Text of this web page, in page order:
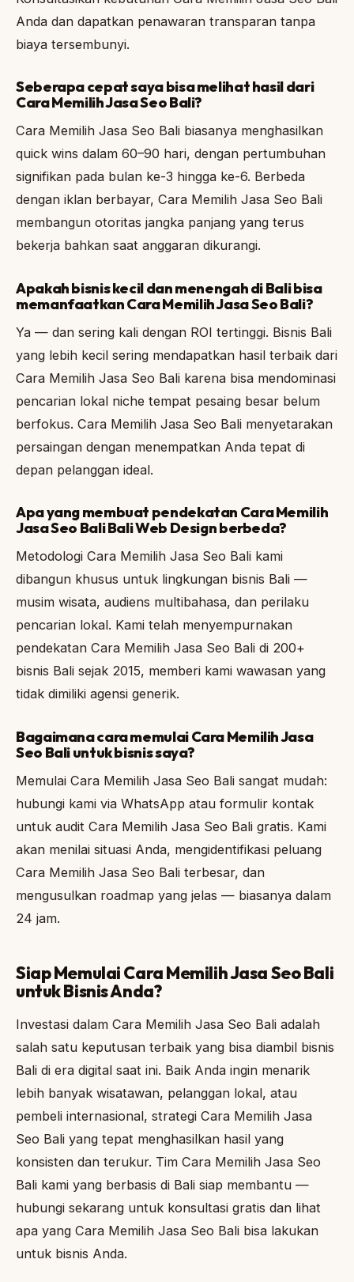
Anda dan dapatkan penawaran transparan tanpa
biaya tersembunyi.
Seberapa cepat saya bisa melihat hasil dari
Cara Memilih Jasa Seo Bali?
Cara Memilih Jasa Seo Bali biasanya menghasilkan
quick wins dalam 60–90 hari, dengan pertumbuhan
signifikan pada bulan ke-3 hingga ke-6. Berbeda
dengan iklan berbayar, Cara Memilih Jasa Seo Bali
membangun otoritas jangka panjang yang terus
bekerja bahkan saat anggaran dikurangi.
Apakah bisnis kecil dan menengah di Bali bisa
memanfaatkan Cara Memilih Jasa Seo Bali?
Ya — dan sering kali dengan ROI tertinggi. Bisnis Bali
yang lebih kecil sering mendapatkan hasil terbaik dari
Cara Memilih Jasa Seo Bali karena bisa mendominasi
pencarian lokal niche tempat pesaing besar belum
berfokus. Cara Memilih Jasa Seo Bali menyetarakan
persaingan dengan menempatkan Anda tepat di
depan pelanggan ideal.
Apa yang membuat pendekatan Cara Memilih
Jasa Seo Bali Bali Web Design berbeda?
Metodologi Cara Memilih Jasa Seo Bali kami
dibangun khusus untuk lingkungan bisnis Bali —
musim wisata, audiens multibahasa, dan perilaku
pencarian lokal. Kami telah menyempurnakan
pendekatan Cara Memilih Jasa Seo Bali di 200+
bisnis Bali sejak 2015, memberi kami wawasan yang
tidak dimiliki agensi generik.
Bagaimana cara memulai Cara Memilih Jasa
Seo Bali untuk bisnis saya?
Memulai Cara Memilih Jasa Seo Bali sangat mudah:
hubungi kami via WhatsApp atau formulir kontak
untuk audit Cara Memilih Jasa Seo Bali gratis. Kami
akan menilai situasi Anda, mengidentifikasi peluang
Cara Memilih Jasa Seo Bali terbesar, dan
mengusulkan roadmap yang jelas — biasanya dalam
24 jam.
Siap Memulai Cara Memilih Jasa Seo Bali
untuk Bisnis Anda?
Investasi dalam Cara Memilih Jasa Seo Bali adalah
salah satu keputusan terbaik yang bisa diambil bisnis
Bali di era digital saat ini. Baik Anda ingin menarik
lebih banyak wisatawan, pelanggan lokal, atau
pembeli internasional, strategi Cara Memilih Jasa
Seo Bali yang tepat menghasilkan hasil yang
konsisten dan terukur. Tim Cara Memilih Jasa Seo
Bali kami yang berbasis di Bali siap membantu —
hubungi sekarang untuk konsultasi gratis dan lihat
apa yang Cara Memilih Jasa Seo Bali bisa lakukan
untuk bisnis Anda.